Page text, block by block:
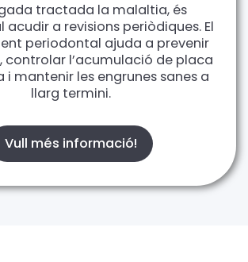
tractada la malaltia, és
a revisions periòdiques. El
periodontal ajuda a prevenir
controlar l’acumulació de placa
mantenir les engrunes sanes a
llarg termini.
Vull més informació!